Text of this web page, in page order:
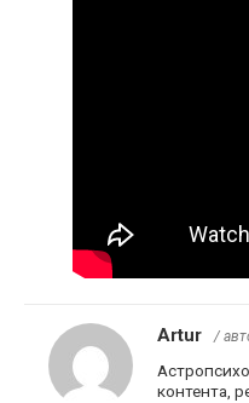
Artur /
контента,